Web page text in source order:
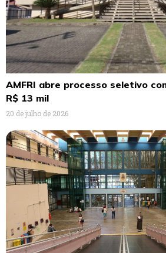
AMFRI abre processo seletivo
R$ 13 mil
20 de julho de 2026